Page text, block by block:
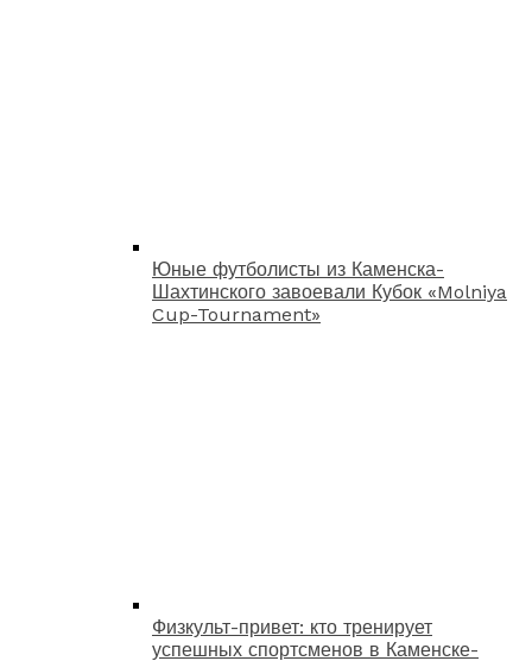
Юные футболисты из Каменска-
Шахтинского завоевали Кубок «Molniya
Cup-Tournament»
Физкульт-привет: кто тренирует
успешных спортсменов в Каменске-